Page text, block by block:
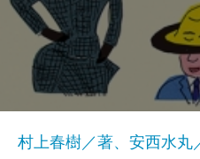
村上春樹／著、安西水丸